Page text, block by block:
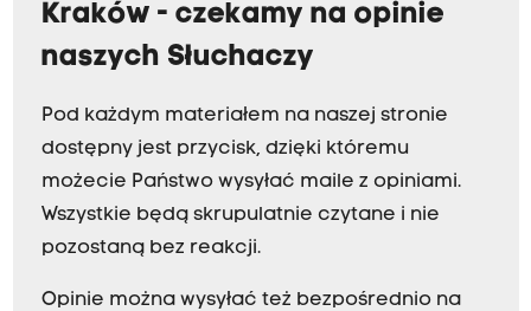
Kraków - czekamy na opinie
naszych Słuchaczy
Pod każdym materiałem na naszej stronie
dostępny jest przycisk, dzięki któremu
możecie Państwo wysyłać maile z opiniami.
Wszystkie będą skrupulatnie czytane i nie
pozostaną bez reakcji.
Opinie można wysyłać też bezpośrednio na